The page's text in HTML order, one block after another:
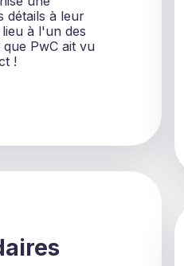
détails à leur
à l'un des
PwC ait vu
!